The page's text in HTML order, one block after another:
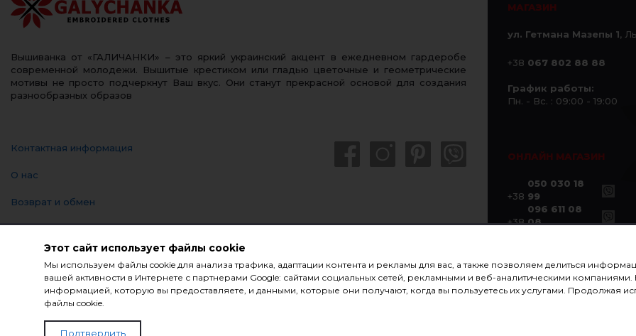
Этот сайт использует файлы cookie
Мы используем файлы cookie для анализа трафика, адаптации контента и рекламы для вас, а также позволяем делиться
вашей активности в Интернете с партнерами Google: сайтами социальных сетей, рекламными и веб-аналитическими
информацией, которую вы предоставляете, и данными, которые они получают, когда вы пользуетесь их услугами. Продолжая
файлы cookie.
Подтвердить
Вышиванка от «ГАЛИЧАНКИ» – это яркий украинский акцент в ежедневном гардеробе
современной молодежи. Вышитые крестиком или гладью цветочные и геометрические
мотивы не просто подчеркнут Ваш вкус. Они станут прекрасной основой для создания
разнообразных образов
Контактная информация
О нас
Возврат и обмен
Оплата и доставка
Политика Конфиденциальности
МАГАЗИН
ул. Гетмана Мазепы 1,
+38 067 802 88 88
График работы:
Пн. - Вс. : 09:00 - 19:00
ОНЛАЙН МАГАЗИН
+38
050 030 18
99
+38
096 611 08
08
© Компания «Галичанка» 2026